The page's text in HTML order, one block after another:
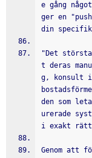
e gång
ger en
din
"Det
t deras
g, konsult
den som
urerade
i exakt rätt
Genom att